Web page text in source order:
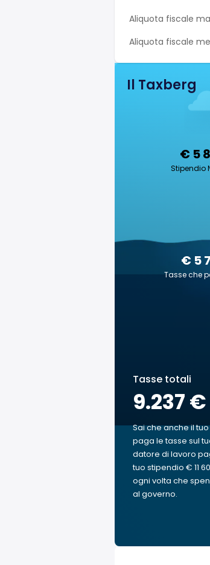
Aliquota fiscale
Aliquota fiscale
Il Taxberg
€ 5
Stipendio
€ 5
Tasse che
Tasse totali
9.237 €
Sai che anche il
paga le tasse sul
datore di lavoro
tuo stipendio € 11
ogni volta che
al governo.